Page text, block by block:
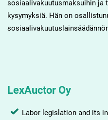
sosiaalivakuutusmaksuihin ja
kysymyksiä. Hän on
LexAuctor Oy
Labor legislation and its